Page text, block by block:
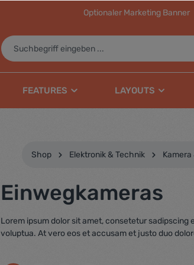
Optionaler Marketing Banner
FEATURES LAYOUTS
Shop Elektronik & Technik Kamera
Einwegkameras
Lorem ipsum dolor sit amet, consetetur sadipscing
voluptua. At vero eos et accusam et justo duo